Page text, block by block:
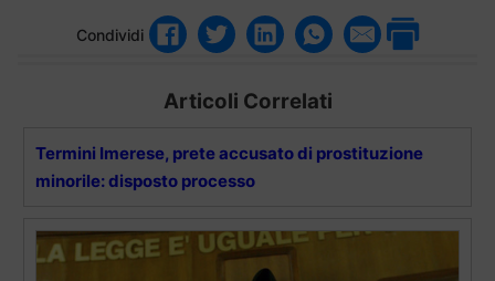
Condividi
Articoli Correlati
Termini Imerese, prete accusato di prostituzione
minorile: disposto processo